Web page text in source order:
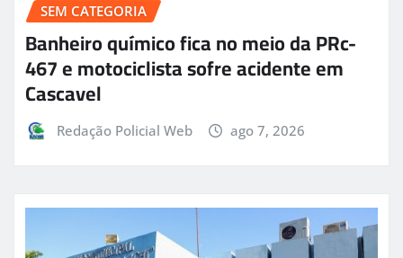
SEM CATEGORIA
Banheiro químico fica no meio da PRc-
467 e motociclista sofre acidente em
Cascavel
Redação Policial Web ago 7, 2026